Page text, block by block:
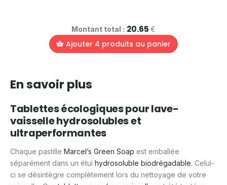
Montant total : 20.65 €
Ajouter 4 produits au panier
En savoir plus
Tablettes écologiques pour lave-
vaisselle hydrosolubles et
ultraperformantes
Chaque pastille Marcel’s Green Soap est emballée
séparément dans un étui hydrosoluble biodrégadable. Celui-
ci se désintègre complètement lors du nettoyage de votre